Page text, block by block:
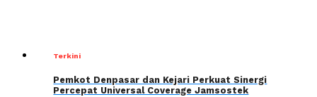
Terkini
Pemkot Denpasar dan Kejari Perkuat Sinergi
Percepat Universal Coverage Jamsostek